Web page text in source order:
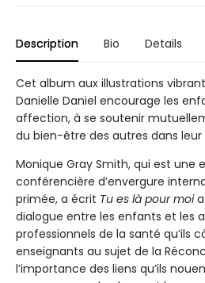
Description Bio Details
Cet album aux illustrations
Danielle Daniel encourage les
affection, à se soutenir
du bien-être des autres dans leur
Monique Gray Smith, qui est une
conférencière d’envergure
primée, a écrit Tu es là pour moi
dialogue entre les enfants et les
professionnels de la santé qu’ils
enseignants au sujet de la
l’importance des liens qu’ils